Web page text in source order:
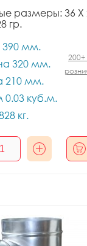
размеры: 36 X
гр.
390 мм.
320 мм.
210 мм.
куб.м.
кг.
200+